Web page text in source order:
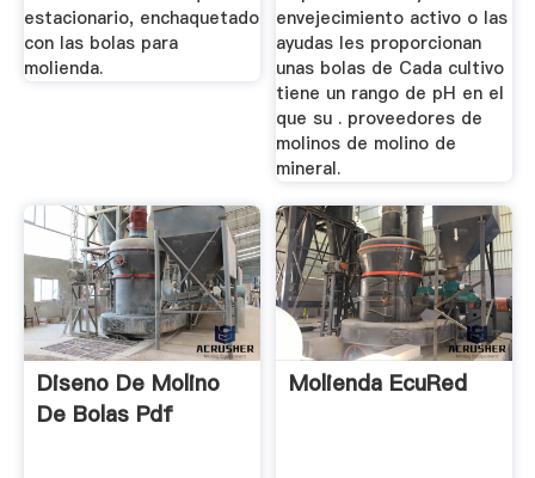
estacionario, enchaquetado
con las bolas para
molienda.
envejecimiento activo o las
ayudas les proporcionan
unas bolas de Cada cultivo
tiene un rango de pH en el
que su . proveedores de
molinos de molino de
mineral.
Diseno De Molino
De Bolas Pdf
Molienda EcuRed